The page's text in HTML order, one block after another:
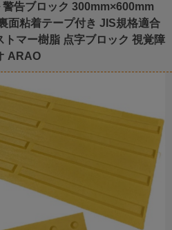
告ブロック 300mm×600mm
面粘着テープ付き JIS規格適合
マー樹脂 点字ブロック 視覚障
ARAO